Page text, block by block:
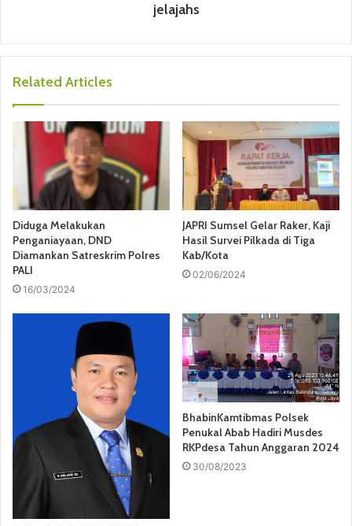
jelajahs
Related Articles
Diduga Melakukan
Penganiayaan, DND
Diamankan Satreskrim Polres
PALI
16/03/2024
JAPRI Sumsel Gelar Raker, Kaji
Hasil Survei Pilkada di Tiga
Kab/Kota
02/06/2024
BhabinKamtibmas Polsek
Penukal Abab Hadiri Musdes
RKPdesa Tahun Anggaran 2024
30/08/2023